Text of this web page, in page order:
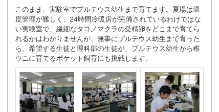
このまま、実験室でプルテウス幼生まで育てます。夏場は温
度管理が難しく、24時間冷暖房が完備されているわけではな
い実験室で、繊細なタコノマクラの受精卵をどこまで育てら
れるかはわかりませんが、無事にプルテウス幼生まで育った
ら、希望する生徒と理科部の生徒が、プルテウス幼生から稚
ウニに育てるポケット飼育にも挑戦します。